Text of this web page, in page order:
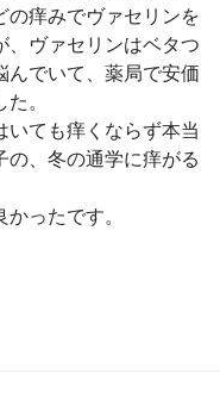
の痒みでヴァセリンを
、ヴァセリンはベタつ
んでいて、薬局で安価
。
いても痒くならず本当
の、冬の通学に痒がる
ったです。